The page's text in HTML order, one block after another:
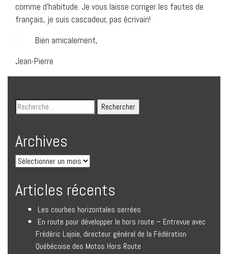
comme d’habitude. Je vous laisse corriger les fautes de
français, je suis cascadeur, pas écrivain!
· Bien amicalement,
Jean-Pierre
Archives
Articles récents
Les courbes horizontales serrées
En route pour développer le hors route – Entrevue avec
Frédéric Lajoie, directeur général de la Fédération
Québécoise des Motos Hors Route